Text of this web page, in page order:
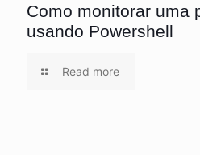
Como monitorar uma
usando Powershell
Read more